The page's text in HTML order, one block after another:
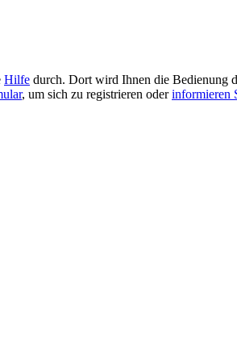
Hilfe durch. Dort wird Ihnen die Bedienung
, um sich zu registrieren oderinformieren